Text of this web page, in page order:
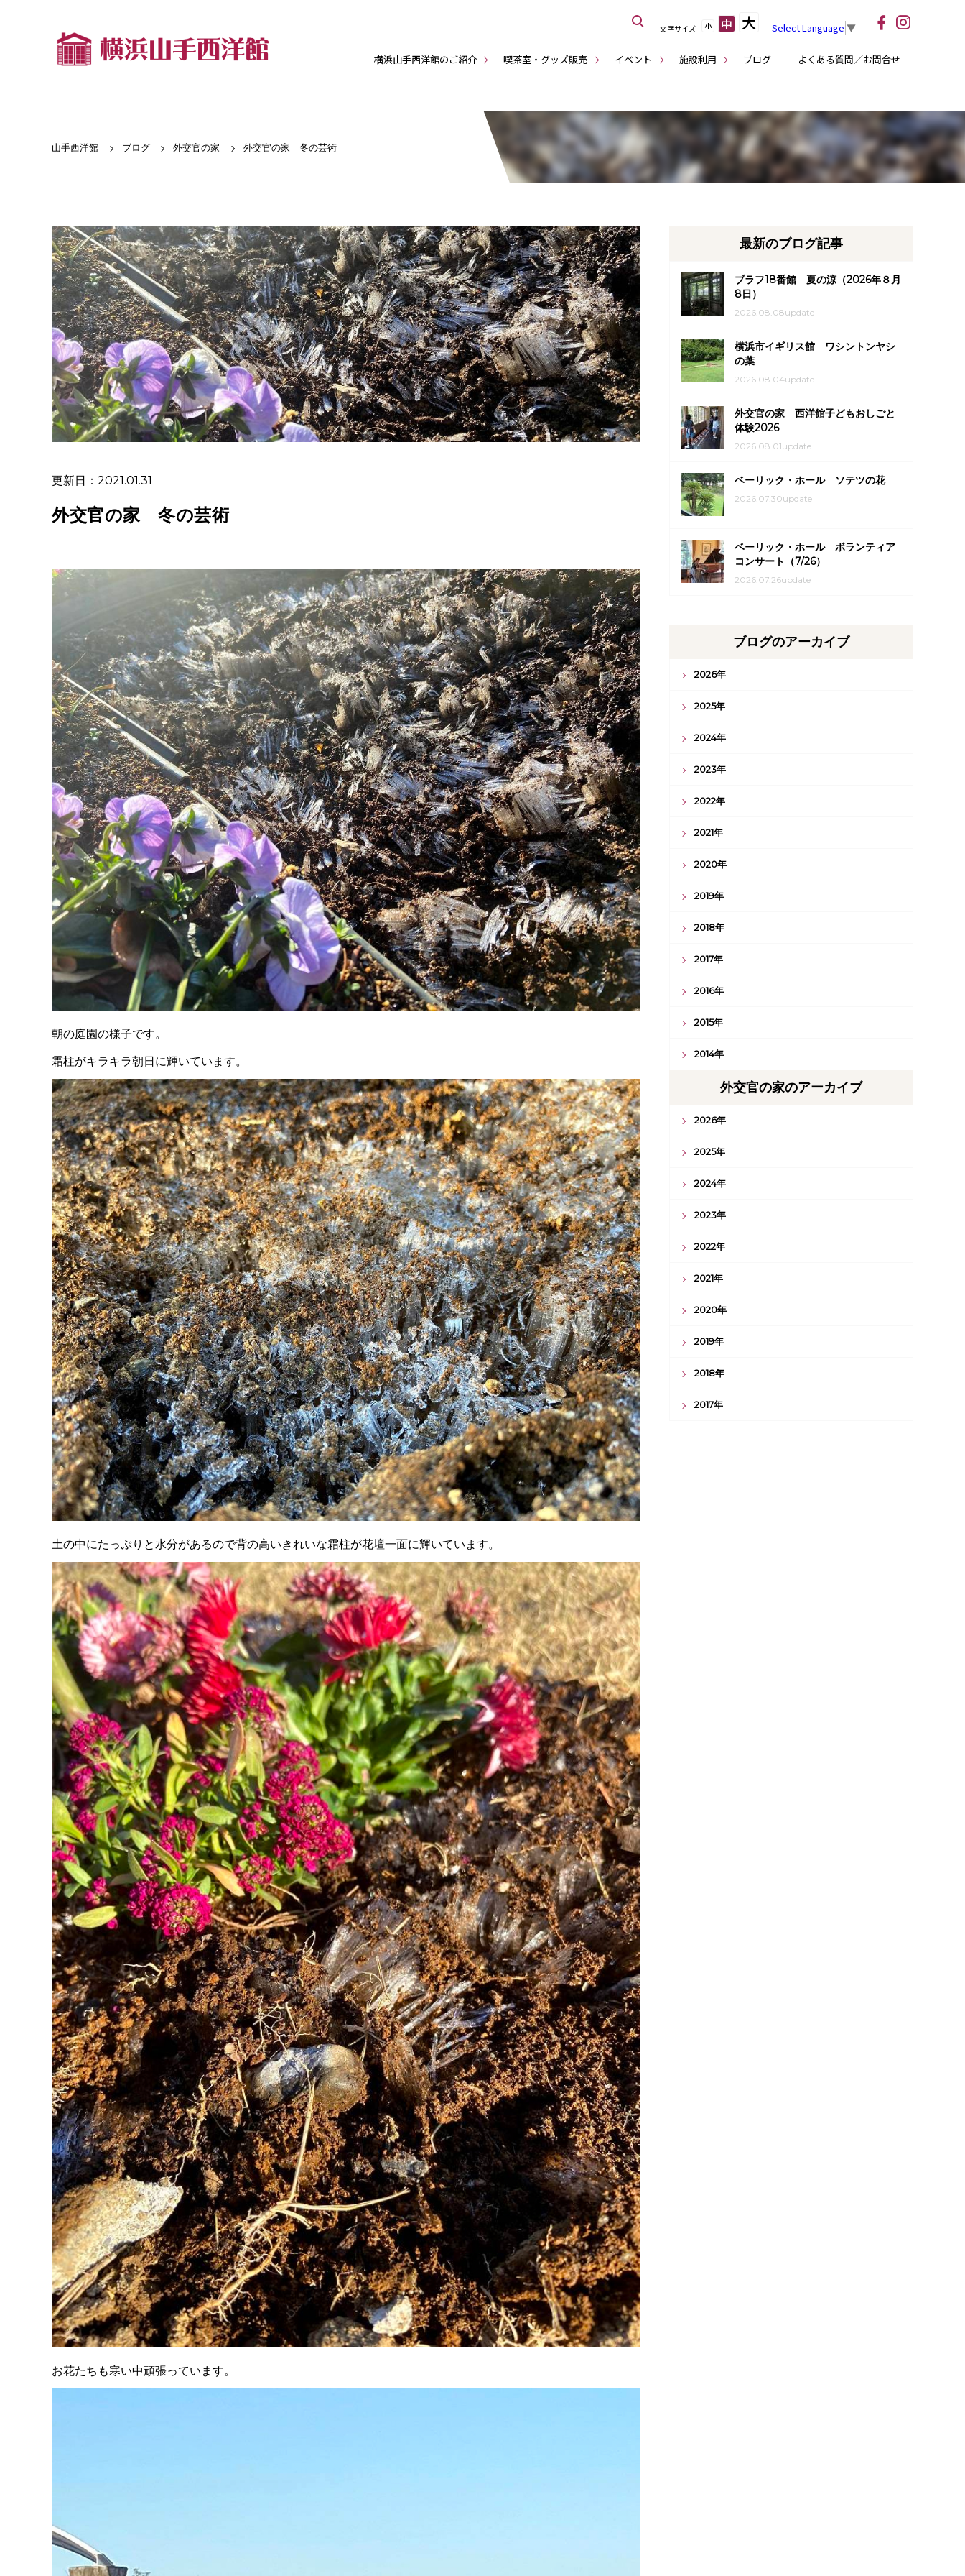
横浜山手西洋館のご紹介 喫茶室・グッズ販売 イベント 施設利用 ブログ よくある質問／お問合せ
文字サイズ 小 中 大 Select Language ▼
山手西洋館 ブログ 外交官の家 外交官の家 冬の芸術
更新日：2021.01.31
外交官の家 冬の芸術
朝の庭園の様子です。
霜柱がキラキラ朝日に輝いています。
土の中にたっぷりと水分があるので背の高いきれいな霜柱が花壇一面に輝いています。
お花たちも寒い中頑張っています。
最新のブログ記事
ブラフ18番館 夏の涼（2026年８月
8日）
2026.08.08update
横浜市イギリス館 ワシントンヤシ
の葉
2026.08.04update
外交官の家 西洋館子どもおしごと
体験2026
2026.08.01update
ベーリック・ホール ソテツの花
2026.07.30update
ベーリック・ホール ボランティア
コンサート（7/26）
2026.07.26update
ブログのアーカイブ
2026年
2025年
2024年
2023年
2022年
2021年
2020年
2019年
2018年
2017年
2016年
2015年
2014年
外交官の家のアーカイブ
2026年
2025年
2024年
2023年
2022年
2021年
2020年
2019年
2018年
2017年